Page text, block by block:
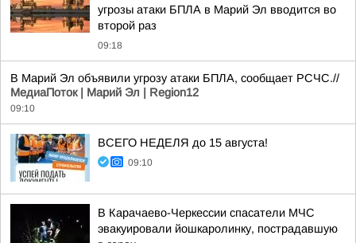
угрозы атаки БПЛА в Марий Эл вводится во
второй раз
09:18
В Марий Эл объявили угрозу атаки БПЛА, сообщает РСЧС.//
МедиаПоток | Марий Эл | Region12
09:10
ВСЕГО НЕДЕЛЯ до 15 августа!
09:10
В Карачаево-Черкессии спасатели МЧС
эвакуировали йошкаролинку, пострадавшую